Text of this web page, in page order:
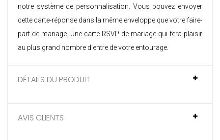
notre système de personnalisation. Vous pouvez envoyer
cette carte-réponse dans la même enveloppe que votre faire-
part de mariage. Une carte RSVP de mariage qui fera plaisir
au plus grand nombre d’entre de votre entourage.
DÉTAILS DU PRODUIT
AVIS CLIENTS